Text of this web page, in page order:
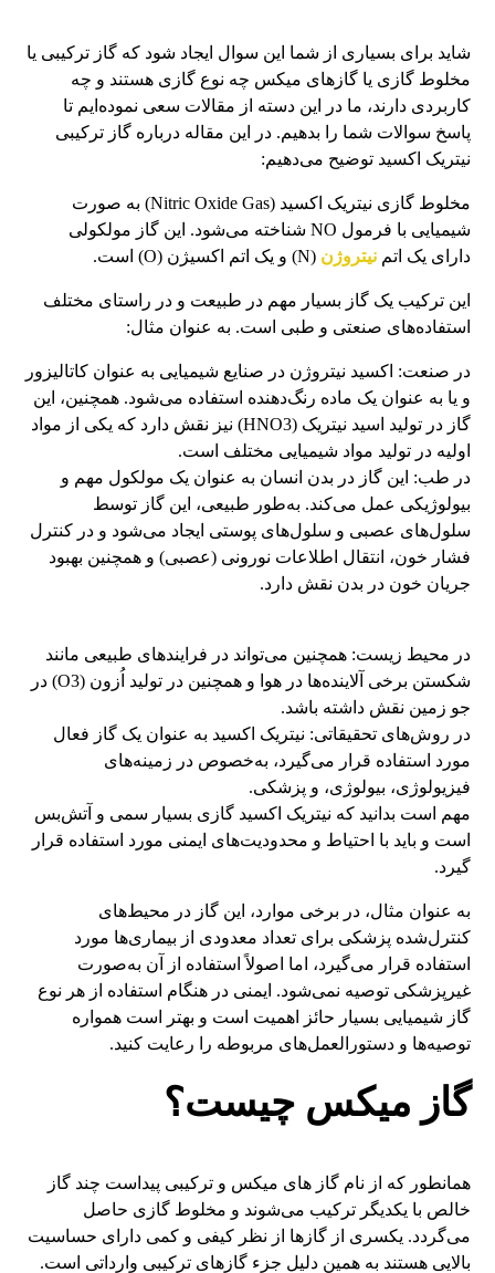
شاید برای بسیاری از شما این سوال ایجاد شود که گاز ترکیبی یا
مخلوط گازی یا گازهای میکس چه نوع گازی هستند و چه
کاربردی دارند، ما در این دسته از مقالات سعی نموده‌ایم تا
پاسخ سوالات شما را بدهیم. در این مقاله درباره گاز ترکیبی
نیتریک اکسید توضیح می‌دهیم:
مخلوط گازی نیتریک اکسید (Nitric Oxide Gas) به صورت
شیمیایی با فرمول NO شناخته می‌شود. این گاز مولکولی
دارای یک اتمنیتروژن (N) و یک اتم اکسیژن (O) است.
این ترکیب یک گاز بسیار مهم در طبیعت و در راستای مختلف
استفاده‌های صنعتی و طبی است. به عنوان مثال:
در صنعت: اکسید نیتروژن در صنایع شیمیایی به عنوان کاتالیزور
و یا به عنوان یک ماده رنگ‌دهنده استفاده می‌شود. همچنین، این
گاز در تولید اسید نیتریک (HNO3) نیز نقش دارد که یکی از مواد
اولیه در تولید مواد شیمیایی مختلف است.
در طب: این گاز در بدن انسان به عنوان یک مولکول مهم و
بیولوژیکی عمل می‌کند. به‌طور طبیعی، این گاز توسط
سلول‌های عصبی و سلول‌های پوستی ایجاد می‌شود و در کنترل
فشار خون، انتقال اطلاعات نورونی (عصبی) و همچنین بهبود
جریان خون در بدن نقش دارد.
در محیط زیست: همچنین می‌تواند در فرایندهای طبیعی مانند
شکستن برخی آلاینده‌ها در هوا و همچنین در تولید اُزون (O3) در
جو زمین نقش داشته باشد.
در روش‌های تحقیقاتی: نیتریک اکسید به عنوان یک گاز فعال
مورد استفاده قرار می‌گیرد، به‌خصوص در زمینه‌های
فیزیولوژی، بیولوژی، و پزشکی.
مهم است بدانید که نیتریک اکسید گازی بسیار سمی و آتش‌بس
است و باید با احتیاط و محدودیت‌های ایمنی مورد استفاده قرار
گیرد.
به عنوان مثال، در برخی موارد، این گاز در محیط‌های
کنترل‌شده پزشکی برای تعداد معدودی از بیماری‌ها مورد
استفاده قرار می‌گیرد، اما اصولاً استفاده از آن به‌صورت
غیرپزشکی توصیه نمی‌شود. ایمنی در هنگام استفاده از هر نوع
گاز شیمیایی بسیار حائز اهمیت است و بهتر است همواره
توصیه‌ها و دستورالعمل‌های مربوطه را رعایت کنید.
گاز میکس چیست؟
همانطور که از نام گاز های میکس و ترکیبی پیداست چند گاز
خالص با یکدیگر ترکیب می‌شوند و مخلوط گازی حاصل
می‌گردد. یکسری از گازها از نظر کیفی و کمی دارای حساسیت
بالایی هستند به همین دلیل جزء گازهای ترکیبی وارداتی است.